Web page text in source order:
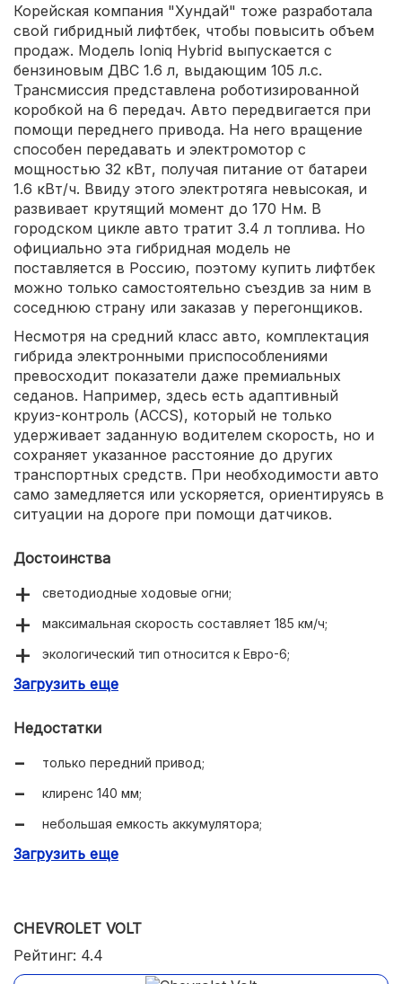
Корейская компания "Хундай" тоже разработала
свой гибридный лифтбек, чтобы повысить объем
продаж. Модель Ioniq Hybrid выпускается с
бензиновым ДВС 1.6 л, выдающим 105 л.с.
Трансмиссия представлена роботизированной
коробкой на 6 передач. Авто передвигается при
помощи переднего привода. На него вращение
способен передавать и электромотор с
мощностью 32 кВт, получая питание от батареи
1.6 кВт/ч. Ввиду этого электротяга невысокая, и
развивает крутящий момент до 170 Нм. В
городском цикле авто тратит 3.4 л топлива. Но
официально эта гибридная модель не
поставляется в Россию, поэтому купить лифтбек
можно только самостоятельно съездив за ним в
соседнюю страну или заказав у перегонщиков.
Несмотря на средний класс авто, комплектация
гибрида электронными приспособлениями
превосходит показатели даже премиальных
седанов. Например, здесь есть адаптивный
круиз-контроль (ACCS), который не только
удерживает заданную водителем скорость, но и
сохраняет указанное расстояние до других
транспортных средств. При необходимости авто
само замедляется или ускоряется, ориентируясь в
ситуации на дороге при помощи датчиков.
Достоинства
светодиодные ходовые огни;
максимальная скорость составляет 185 км/ч;
экологический тип относится к Евро-6;
биксеноновые фары.
Загрузить еще
Недостатки
только передний привод;
клиренс 140 мм;
небольшая емкость аккумулятора;
электромотор генерирует лишь 32 кВт.
Загрузить еще
CHEVROLET VOLT
Рейтинг: 4.4